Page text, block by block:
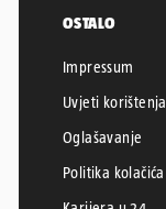
OSTALO
Impressum
Uvjeti korištenja
Oglašavanje
Politika kolačića